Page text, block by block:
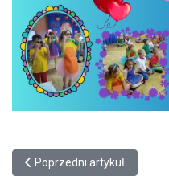
Poprzedni artykuł: Piknik
Poprzedni artykuł